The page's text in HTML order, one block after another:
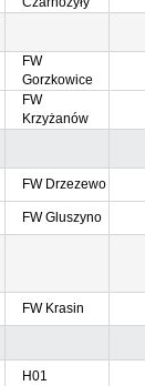
FW
Gorzkowice
FW
Krzyżanów
FW Drzezewo
FW Gluszyno
FW Krasin
H01